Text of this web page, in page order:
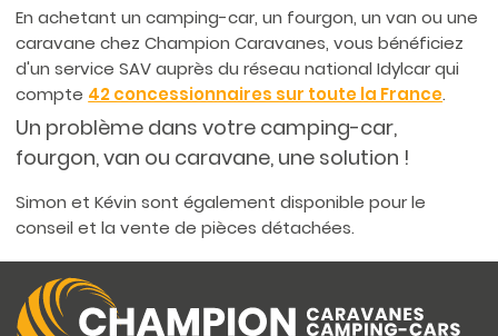
En achetant un camping-car, un fourgon, un van ou une
caravane chez Champion Caravanes, vous bénéficiez
d'un service SAV auprès du réseau national Idylcar qui
compte 42 concessionnaires sur toute la France.
Un problème dans votre camping-car,
fourgon, van ou caravane, une solution !
Simon et Kévin sont également disponible pour le
conseil et la vente de pièces détachées.